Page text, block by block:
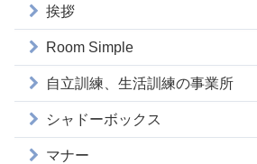
挨拶
Room Simple
自立訓練、生活訓練の事業所
シャドーボックス
マナー